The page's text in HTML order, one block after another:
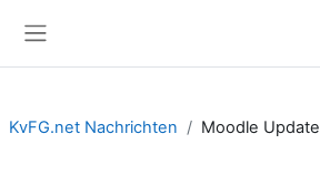
KvFG.net Nachrichten Moodle Update